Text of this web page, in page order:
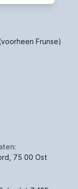
Frunse)
75 00 Ost